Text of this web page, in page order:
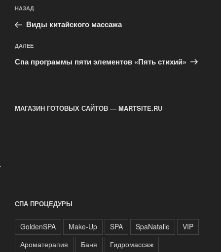
по
записям
Предыдущая
запись:
НАЗАД
Виды китайского массажа
Следующая
запись
ДАЛЕЕ
Спа программы пяти элементов «Пять стихий»
МАГАЗИН ГОТОВЫХ САЙТОВ — MARTSITE.RU
.
СПА ПРОЦЕДУРЫ
GoldenSPA Make-Up SPA SpaNatalie
VIP
Ароматерапия
Баня
Гидромассаж